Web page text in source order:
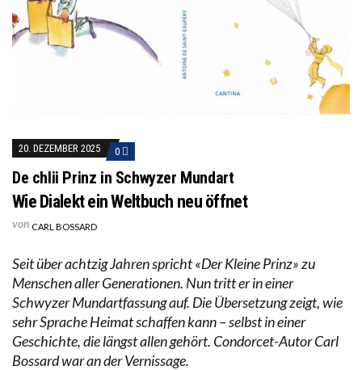
20. DEZEMBER 2025 0
De chlii Prinz in Schwyzer Mundart
Wie Dialekt ein Weltbuch neu öffnet
von CARL BOSSARD
Seit über achtzig Jahren spricht «Der Kleine Prinz» zu
Menschen aller Generationen. Nun tritt er in einer
Schwyzer Mundartfassung auf. Die Übersetzung zeigt, wie
sehr Sprache Heimat schaffen kann – selbst in einer
Geschichte, die längst allen gehört. Condorcet-Autor Carl
Bossard war an der Vernissage.